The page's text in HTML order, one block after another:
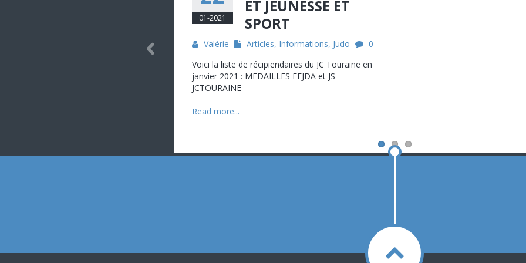
01-2021
ET JEUNESSE ET
SPORT
Valérie Articles, Informations, Judo
0
Voici la liste de récipiendaires du JC Touraine en
janvier 2021 : MEDAILLES FFJDA et JS-
JCTOURAINE
Read more...